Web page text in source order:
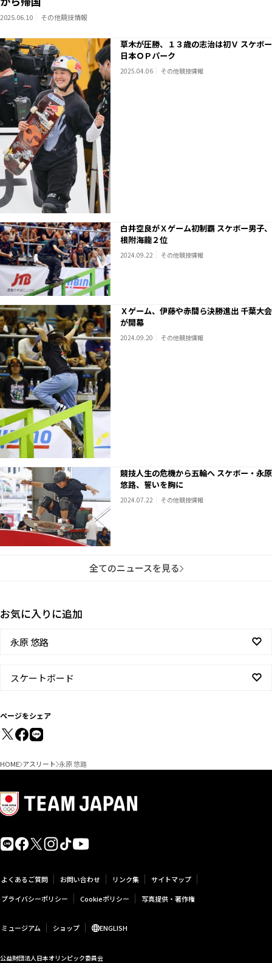
2025.06.10 その他競技情報
草木が圧勝、１３歳の志治は初Ｖ スケボー
日本ＯＰパーク
2025.04.06 その他競技情報
白井空良がＸゲーム初制覇 スケボー男子、
根附海龍２位
2024.09.22 その他競技情報
Ｘゲーム、伊藤や赤間ら決勝進出 千葉大会
が開幕
2024.09.20 その他競技情報
競技人生の危機から五輪へ スケボー・永原
悠路、誓いを胸に
2024.07.22 その他競技情報
全てのニュースを見る
お気に入りに追加
永原 悠路
スケートボード
ページをシェア
HOME アスリート 永原 悠路
よくあるご質問 お問い合わせ リンク集
サイトマップ
プライバシーポリシー
Cookieポリシー 写真提供・著作権
ミュージアム ショップ ENGLISH
公益財団法人日本オリンピック委員会